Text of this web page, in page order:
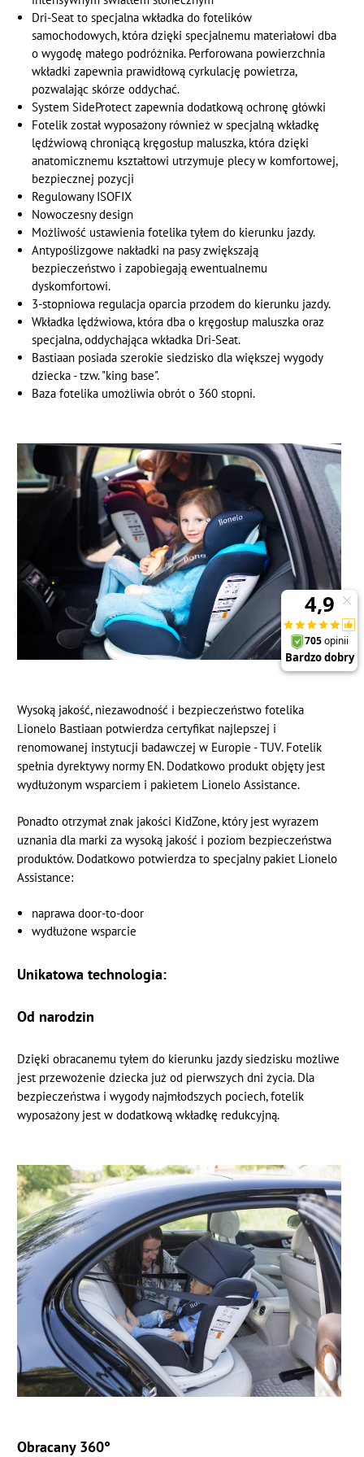
Dri-Seat to specjalna wkładka do fotelików
samochodowych, która dzięki specjalnemu materiałowi dba
o wygodę małego podróżnika. Perforowana powierzchnia
wkładki zapewnia prawidłową cyrkulację powietrza,
pozwalając skórze oddychać.
System SideProtect zapewnia dodatkową ochronę główki
Fotelik został wyposażony również w specjalną wkładkę
lędźwiową chroniącą kręgosłup maluszka, która dzięki
anatomicznemu kształtowi utrzymuje plecy w komfortowej,
bezpiecznej pozycji
Regulowany ISOFIX
Nowoczesny design
Możliwość ustawienia fotelika tyłem do kierunku jazdy.
Antypoślizgowe nakładki na pasy zwiększają
bezpieczeństwo i zapobiegają ewentualnemu
dyskomfortowi.
3-stopniowa regulacja oparcia przodem do kierunku jazdy.
Wkładka lędźwiowa, która dba o kręgosłup maluszka oraz
specjalna, oddychająca wkładka Dri-Seat.
Bastiaan posiada szerokie siedzisko dla większej wygody
dziecka - tzw. "king base".
Baza fotelika umożliwia obrót o 360 stopni.
Wysoką jakość, niezawodność i bezpieczeństwo fotelika
Lionelo Bastiaan potwierdza certyfikat najlepszej i
renomowanej instytucji badawczej w Europie - TUV. Fotelik
spełnia dyrektywy normy EN. Dodatkowo produkt objęty jest
wydłużonym wsparciem i pakietem Lionelo Assistance.
Ponadto otrzymał znak jakości KidZone, który jest wyrazem
uznania dla marki za wysoką jakość i poziom bezpieczeństwa
produktów. Dodatkowo potwierdza to specjalny pakiet Lionelo
Assistance:
naprawa door-to-door
wydłużone wsparcie
Unikatowa technologia:
Od narodzin
Dzięki obracanemu tyłem do kierunku jazdy siedzisku możliwe
jest przewożenie dziecka już od pierwszych dni życia. Dla
bezpieczeństwa i wygody najmłodszych pociech, fotelik
wyposażony jest w dodatkową wkładkę redukcyjną.
Obracany 360°